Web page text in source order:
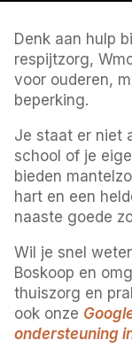
Denk aan hulp
respijtzorg,
voor ouderen,
beperking.
Je staat er niet
school of je
bieden
hart en een
naaste goede
Wil je snel
Boskoop en
thuiszorg en
ook onze
ondersteuning